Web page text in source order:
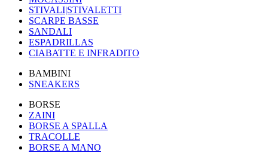
STIVALI|STIVALETTI
SCARPE BASSE
SANDALI
ESPADRILLAS
CIABATTE E INFRADITO
BAMBINI
SNEAKERS
BORSE
ZAINI
BORSE A SPALLA
TRACOLLE
BORSE A MANO